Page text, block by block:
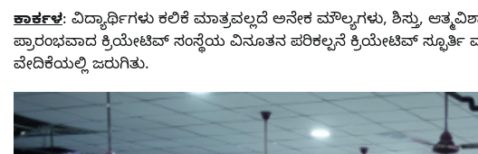
ಕಾರ್ಕಳ: ವಿದ್ಯಾರ್ಥಿಗಳು ಕಲಿಕೆ ಮಾತ್ರವಲ್ಲದೆ ಅನೇಕ ಮೌಲ್ಯಗಳು, ಶಿಸ್ತು,
ಪ್ರಾರಂಭವಾದ ಕ್ರಿಯೇಟಿವ್ ಸಂಸ್ಥೆಯ ವಿನೂತನ ಪರಿಕಲ್ಪನೆ ಕ್ರಿಯೇಟಿವ್
ವೇದಿಕೆಯಲ್ಲಿ ಜರುಗಿತು.